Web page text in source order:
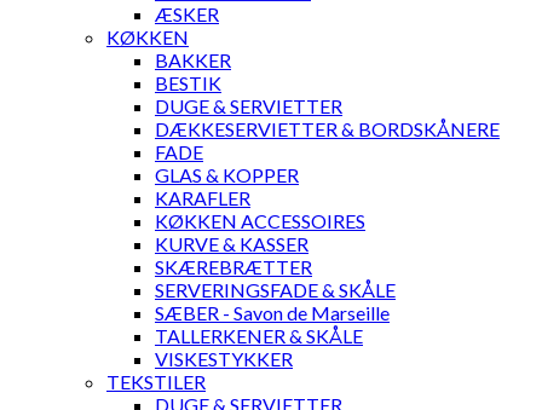
ÆSKER
KØKKEN
BAKKER
BESTIK
DUGE & SERVIETTER
DÆKKESERVIETTER & BORDSKÅNERE
FADE
GLAS & KOPPER
KARAFLER
KØKKEN ACCESSOIRES
KURVE & KASSER
SKÆREBRÆTTER
SERVERINGSFADE & SKÅLE
SÆBER - Savon de Marseille
TALLERKENER & SKÅLE
VISKESTYKKER
TEKSTILER
DUGE & SERVIETTER